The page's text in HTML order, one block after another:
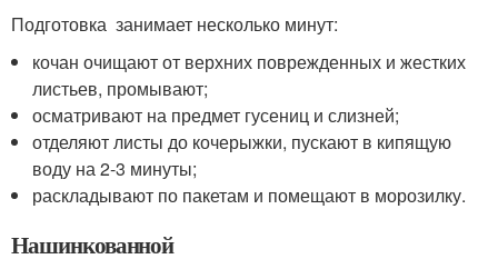
Подготовка занимает несколько минут:
кочан очищают от верхних поврежденных и жестких
листьев, промывают;
осматривают на предмет гусениц и слизней;
отделяют листы до кочерыжки, пускают в кипящую
воду на 2-3 минуты;
раскладывают по пакетам и помещают в морозилку.
Нашинкованной